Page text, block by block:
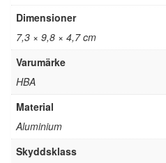
Dimensioner
7,3 × 9,8 × 4,7 cm
Varumärke
HBA
Material
Aluminium
Skyddsklass